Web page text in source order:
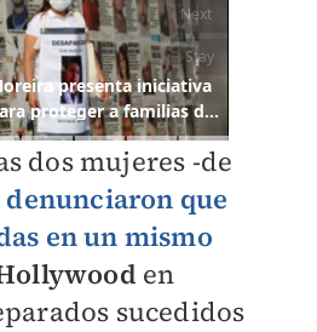
dos mujeres -de
denunciaron que
en un mismo
en
sucedidos